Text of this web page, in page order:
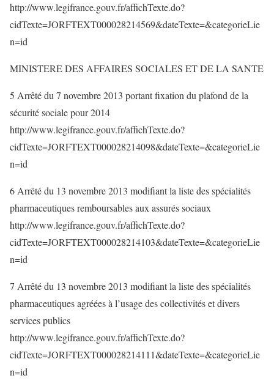
http://www.legifrance.gouv.fr/affichTexte.do?
cidTexte=JORFTEXT000028214569&dateTexte=&categorieLie
n=id
MINISTERE DES AFFAIRES SOCIALES ET DE LA SANTE
5 Arrêté du 7 novembre 2013 portant fixation du plafond de la
sécurité sociale pour 2014
http://www.legifrance.gouv.fr/affichTexte.do?
cidTexte=JORFTEXT000028214098&dateTexte=&categorieLie
n=id
6 Arrêté du 13 novembre 2013 modifiant la liste des spécialités
pharmaceutiques remboursables aux assurés sociaux
http://www.legifrance.gouv.fr/affichTexte.do?
cidTexte=JORFTEXT000028214103&dateTexte=&categorieLie
n=id
7 Arrêté du 13 novembre 2013 modifiant la liste des spécialités
pharmaceutiques agréées à l’usage des collectivités et divers
services publics
http://www.legifrance.gouv.fr/affichTexte.do?
cidTexte=JORFTEXT000028214111&dateTexte=&categorieLie
n=id